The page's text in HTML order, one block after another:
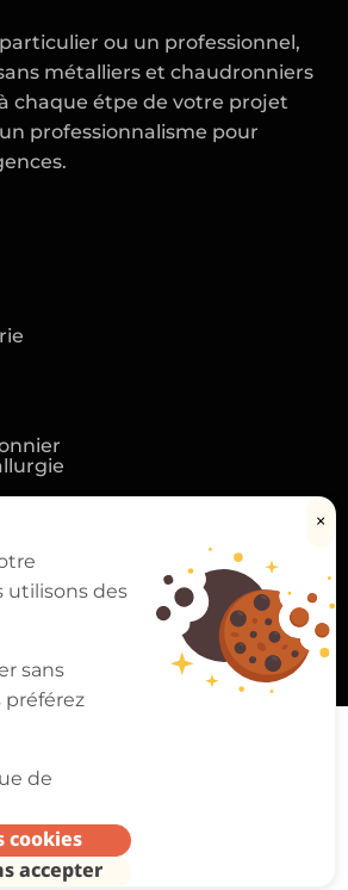
×
utilisons des
sans
préférez
de
cookies
accepter
ou un professionnel,
métalliers et chaudronniers
chaque étpe de votre projet
professionnalisme pour
Industrie